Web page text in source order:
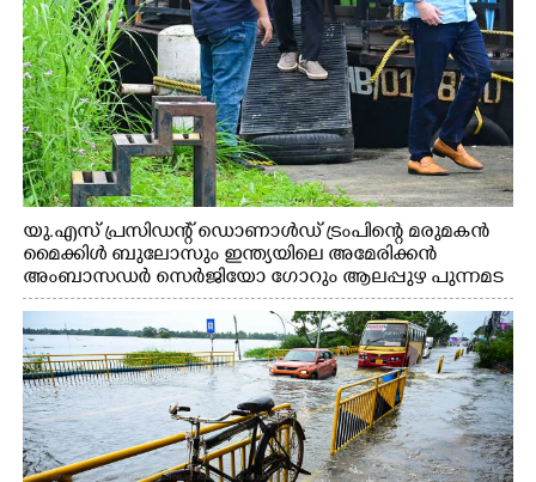
യു.എസ് പ്രസിഡന്റ് ഡൊണാൾഡ് ട്രംപിന്റെ മരുമകൻ
മൈക്കിൾ ബുലോസും ഇന്ത്യയിലെ അമേരിക്കൻ
അംബാസഡർ സെർജിയോ ഗോറും ആലപ്പുഴ പുന്നമട
കായലിൽ ഹൗസ്ബോട്ട് യാത്രയ്ക്ക് ശേഷം പുറത്തേയ്ക്ക്
വന്നപ്പോൾ